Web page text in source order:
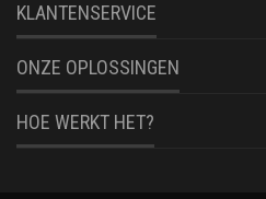
KLANTENSERVICE
ONZE OPLOSSINGEN
HOE WERKT HET?